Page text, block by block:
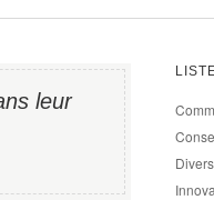
leur
Divers